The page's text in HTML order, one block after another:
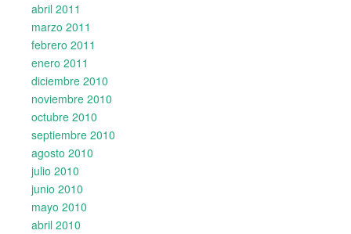
abril 2011
marzo 2011
febrero 2011
enero 2011
diciembre 2010
noviembre 2010
octubre 2010
septiembre 2010
agosto 2010
julio 2010
junio 2010
mayo 2010
abril 2010